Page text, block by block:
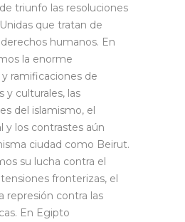
triunfo las resoluciones
que tratan de
humanos. En
la enorme
ramificaciones de
y culturales, las
del islamismo, el
y los contrastes aún
ciudad como Beirut.
su lucha contra el
fronterizas, el
represión contra las
En Egipto